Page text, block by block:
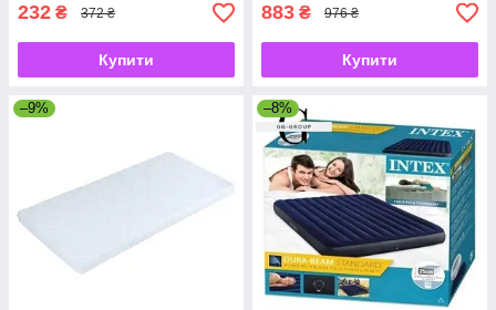
232 ₴ 372 ₴
Купити
883 ₴ 976 ₴
Купити
–9% –8%